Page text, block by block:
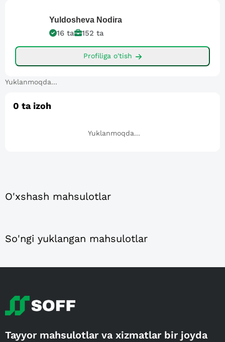
Yuldosheva Nodira
16 ta 152 ta
Profiliga o'tish
Yuklanmoqda...
0 ta izoh
Yuklanmoqda...
O'xshash mahsulotlar
So'ngi yuklangan mahsulotlar
Tayyor mahsulotlar va xizmatlar bir joyda